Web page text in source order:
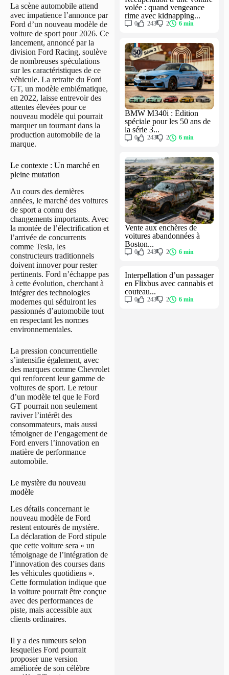
La scène automobile attend
avec impatience l’annonce par
Ford d’un nouveau modèle de
voiture de sport pour 2026. Ce
lancement, annoncé par la
division Ford Racing, soulève
de nombreuses spéculations
sur les caractéristiques de ce
véhicule. La retraite du Ford
GT, un modèle emblématique,
en 2022, laisse entrevoir des
attentes élevées pour ce
nouveau modèle qui pourrait
marquer un tournant dans la
production automobile de la
marque.
Le contexte : Un marché en
pleine mutation
Au cours des dernières
années, le marché des voitures
de sport a connu des
changements importants. Avec
la montée de l’électrification et
l’arrivée de concurrents
comme Tesla, les
constructeurs traditionnels
doivent innover pour rester
pertinents. Ford n’échappe pas
à cette évolution, cherchant à
intégrer des technologies
modernes qui séduiront les
passionnés d’automobile tout
en respectant les normes
environnementales.
La pression concurrentielle
s’intensifie également, avec
des marques comme Chevrolet
qui renforcent leur gamme de
voitures de sport. Le retour
d’un modèle tel que le Ford
GT pourrait non seulement
raviver l’intérêt des
consommateurs, mais aussi
témoigner de l’engagement de
Ford envers l’innovation en
matière de performance
automobile.
Le mystère du nouveau
modèle
Les détails concernant le
nouveau modèle de Ford
restent entourés de mystère.
La déclaration de Ford stipule
que cette voiture sera « un
témoignage de l’intégration de
l’innovation des courses dans
les véhicules quotidiens ».
Cette formulation indique que
la voiture pourrait être conçue
avec des performances de
piste, mais accessible aux
clients ordinaires.
Il y a des rumeurs selon
lesquelles Ford pourrait
proposer une version
améliorée de son célèbre
volée : quand vengeance
rime avec kidnapping...
0 243 2 6 min
BMW M340i : Édition
spéciale pour les 50 ans de
la série 3...
0 243 2 6 min
Vente aux enchères de
voitures abandonnées à
Boston...
0 243 2 6 min
Interpellation d’un passager
en Flixbus avec cannabis et
couteau...
0 243 2 6 min